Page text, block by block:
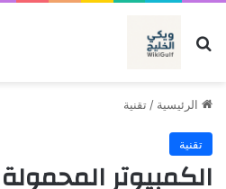
بحث عن
الرئيسية / تقنية
تقنية
الكمبيوتر المحمولة